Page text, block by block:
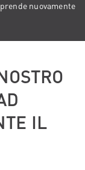
nuovamente
IL